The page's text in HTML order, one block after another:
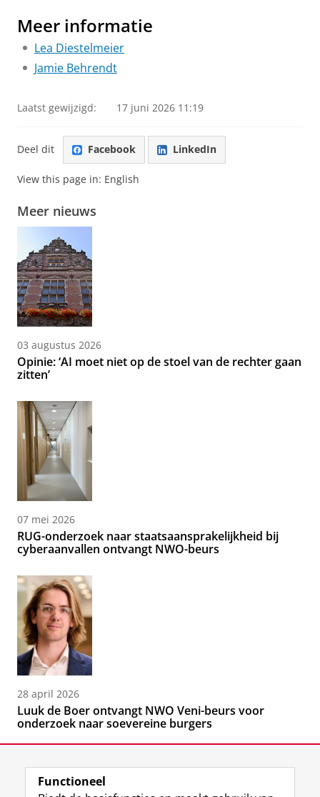
Meer informatie
Lea Diestelmeier
Jamie Behrendt
Laatst gewijzigd: 17 juni 2026 11:19
Deel dit Facebook LinkedIn
View this page in: English
Meer nieuws
03 augustus 2026
Opinie: ‘AI moet niet op de stoel van de rechter gaan
zitten’
07 mei 2026
RUG-onderzoek naar staatsaansprakelijkheid bij
cyberaanvallen ontvangt NWO-beurs
28 april 2026
Luuk de Boer ontvangt NWO Veni-beurs voor
onderzoek naar soevereine burgers
Functioneel